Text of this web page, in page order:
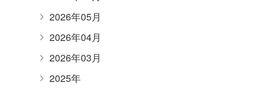
2026年05月
2026年04月
2026年03月
2025年